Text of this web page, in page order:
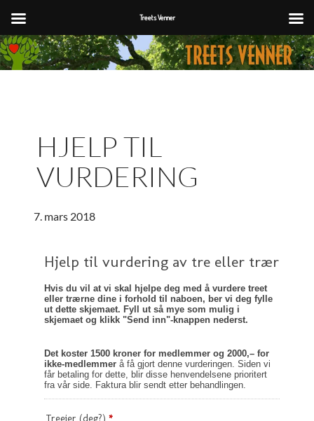
Hopp
til
HJELP TIL
VURDERING
7. mars 2018
Treets Venner